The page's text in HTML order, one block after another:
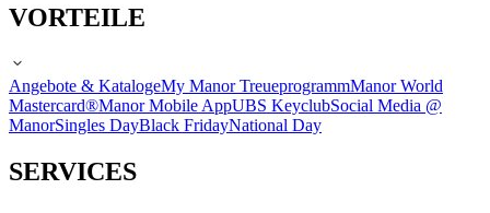
VORTEILE
Angebote & KatalogeMy Manor TreueprogrammManor World
Mastercard®Manor Mobile AppUBS KeyclubSocial Media @
ManorSingles DayBlack FridayNational Day
SERVICES